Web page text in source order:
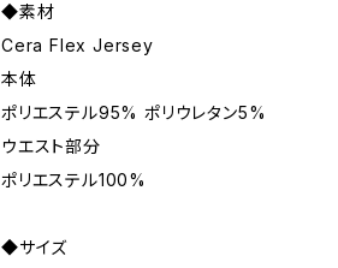
◆素材
Cera Flex Jersey
本体
ポリエステル95% ポリウレタン5%
ウエスト部分
ポリエステル100%
◆サイズ